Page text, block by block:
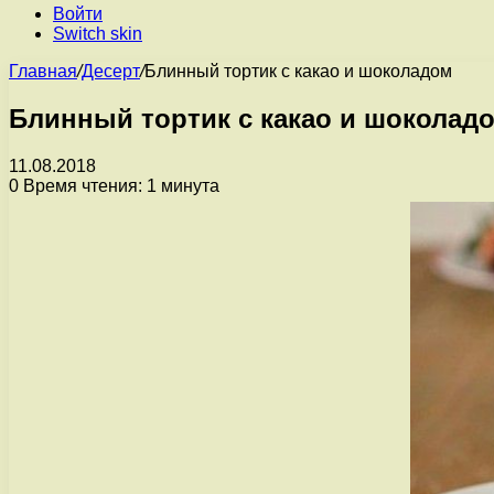
Войти
Switch skin
Главная/Десерт/Блинный тортик с какао и шоколадом
Блинный тортик с какао и
11.08.2018
0 Время чтения: 1 минута